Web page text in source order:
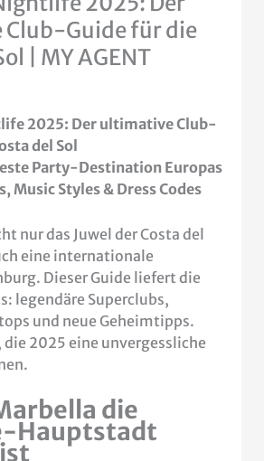
Guide für die
| MY AGENT
2025: Der ultimative Club-
del Sol
Party-Destination Europas
Music Styles & Dress Codes
nur das Juwel der Costa del
eine internationale
Dieser Guide liefert die
legendäre Superclubs,
und neue Geheimtipps.
2025 eine unvergessliche
die
Hauptstadt